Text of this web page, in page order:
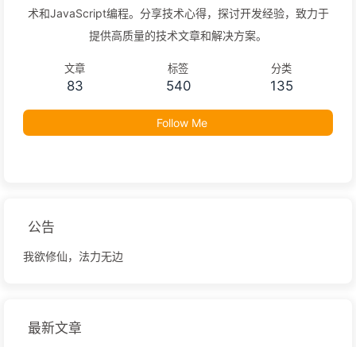
术和JavaScript编程。分享技术心得，探讨开发经验，致力于
提供高质量的技术文章和解决方案。
文章
83
标签
540
分类
135
Follow Me
公告
我欲修仙，法力无边
最新文章